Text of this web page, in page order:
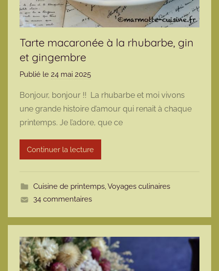
Tarte macaronée à la rhubarbe, gin
et gingembre
Publié le 24 mai 2025
r
m
a
r
m
t
e
Bonjour, bonjour !! La rhubarbe et moi vivons
une grande histoire d’amour qui renait à chaque
printemps. Je l’adore, que ce
Continuer la lecture
Cuisine de printemps,Voyages culinaires
34 commentaires